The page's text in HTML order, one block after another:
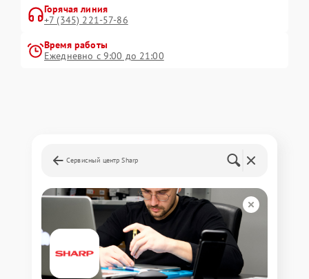
Горячая линия
+7 (345) 221-57-86
Время работы
Ежедневно с 9:00 до 21:00
Сервисный центр Sharp